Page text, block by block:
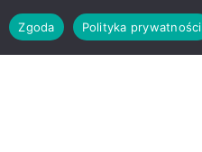
KONTAKT BLOG
Zgoda Polityka prywatności